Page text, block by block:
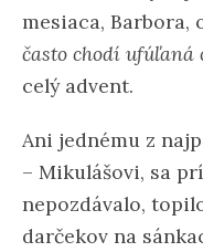
mesiaca, Barbora,
často chodí ufúľaná
celý advent.
Ani jednému z
– Mikulášovi, sa
nepozdávalo,
darčekov na